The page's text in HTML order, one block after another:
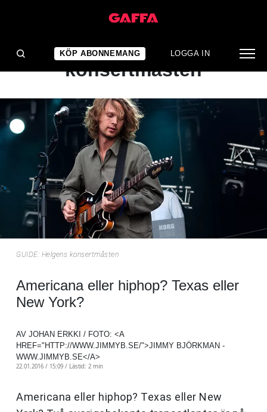
KÖP ABONNEMANG LOGGA IN
NYHET
GUIDE: Helgens
konsertmåsten
GUIDE: Helgens konsertmåsten
Americana eller hiphop? Texas eller
New York?
AV JOHAN ERKKI / FOTO: <A
HREF="HTTP://WWW.JIMMYB.SE/">JIMMY BJÖRKMAN -
WWW.JIMMYB.SE</A>
22.01.2016 / 15:09 / Lästid: 2 min
Americana eller hiphop? Texas eller New